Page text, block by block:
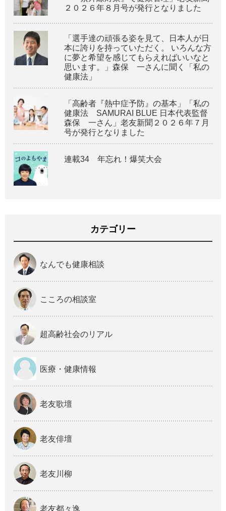
２０２６年８月号が発行となりました
「選手達の頑張る姿を見て、日本人が日
本に誇りを持っていただく。 いろんな方
に夢と希望を感じてもらえればいいなと
思います。」森保 一さんに聞く「私の
健康法」
「高齢者『熱中症予防』の基本」「私の
健康法 SAMURAI BLUE 日本代表監督
森保 一さん」老友新聞２０２６年７月
号が発行となりました
連載34 年忘れ！爆笑大会
カテゴリー
なんでも健康相談
こころの相談室
超高齢社会のリアル
医療・健康情報
老友歌壇
老友俳壇
老友川柳
老友都々逸